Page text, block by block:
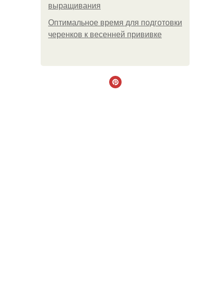
выращивания
Оптимальное время для подготовки
черенков к весенней прививке